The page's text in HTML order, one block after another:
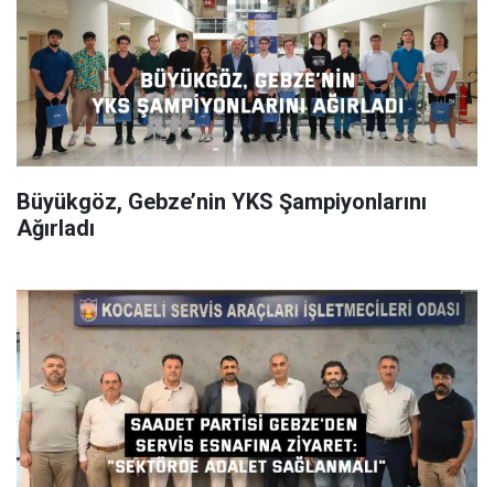
Büyükgöz, Gebze’nin YKS Şampiyonlarını
Ağırladı